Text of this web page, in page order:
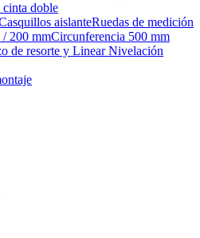
cinta doble
aislanteRuedas de medición
/ 200 mmCircunferencia 500 mm
de resorte y Linear Nivelación